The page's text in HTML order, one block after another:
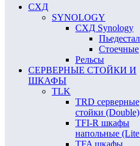
СХД
SYNOLOGY
СХД Synology
Стоечные
Рельсы
СЕРВЕРНЫЕ СТОЙКИ И
ШКАФЫ
TLK
TRD серверные
стойки (Double)
TFI-R шкафы
напольные
TFA шкафы